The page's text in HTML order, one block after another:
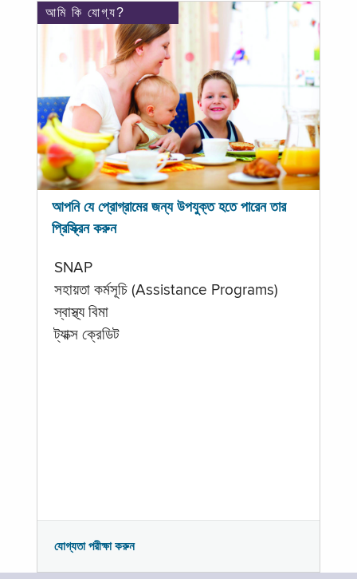
আমি কি যোগ্য?
আপনি যে প্রোগ্রামের জন্য উপযুক্ত হতে পারেন তার
প্রিস্ক্রিন করুন
SNAP
সহায়তা কর্মসূচি (Assistance Programs)
স্বাস্থ্য বিমা
ট্যাক্স ক্রেডিট
যোগ্যতা পরীক্ষা করুন